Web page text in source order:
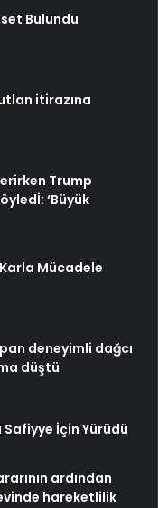
Bulundu
itirazına
Trump
‘Büyük
Mücadele
deneyimli dağcı
düştü
İçin Yürüdü
ardından
hareketlilik